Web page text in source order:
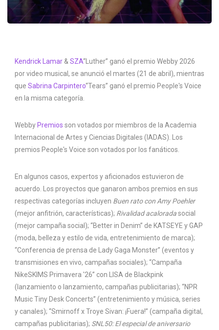
Kendrick Lamar & SZA“Luther” ganó el premio Webby 2026
por video musical, se anunció el martes (21 de abril), mientras
que Sabrina Carpintero“Tears” ganó el premio People's Voice
en la misma categoría.
Webby Premios son votados por miembros de la Academia
Internacional de Artes y Ciencias Digitales (IADAS). Los
premios People's Voice son votados por los fanáticos.
En algunos casos, expertos y aficionados estuvieron de
acuerdo. Los proyectos que ganaron ambos premios en sus
respectivas categorías incluyen Buen rato con Amy Poehler
(mejor anfitrión, características); Rivalidad acaloradasocial
(mejor campaña social); “Better in Denim” de KATSEYE y GAP
(moda, belleza y estilo de vida, entretenimiento de marca);
“Conferencia de prensa de Lady Gaga Monster” (eventos y
transmisiones en vivo, campañas sociales); “Campaña
NikeSKIMS Primavera '26” con LISA de Blackpink
(lanzamiento o lanzamiento, campañas publicitarias); “NPR
Music Tiny Desk Concerts” (entretenimiento y música, series
y canales); “Smirnoff x Troye Sivan: ¡Fuera!” (campaña digital,
campañas publicitarias); SNL50: El especial de aniversario